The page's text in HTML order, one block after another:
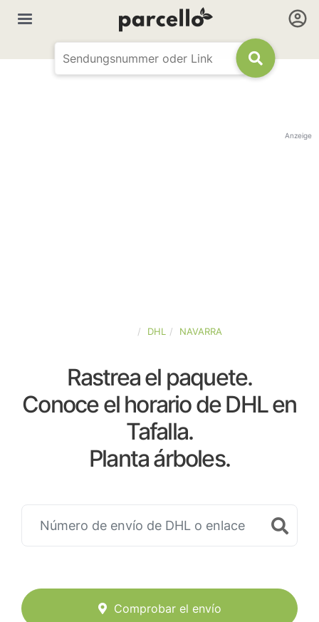
Anzeige
DHL NAVARRA
Rastrea el paquete.
Conoce el horario de DHL en
Tafalla.
Planta árboles.
Comprobar el envío